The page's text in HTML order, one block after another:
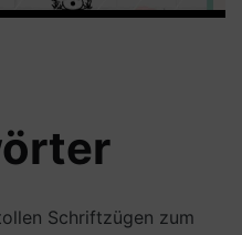
Schriftzügen zum